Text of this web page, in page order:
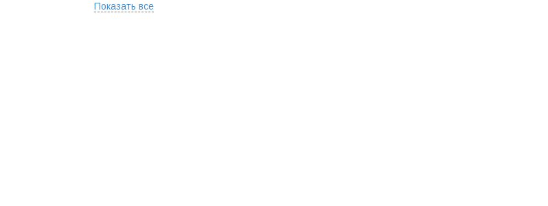
Показать все